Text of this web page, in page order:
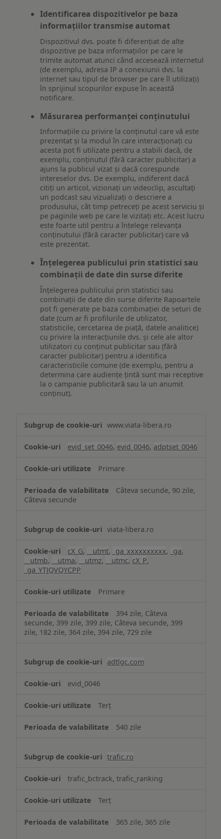
Identificarea dispozitivelor pe baza
informațiilor transmise automat
Dispozitivul dvs. poate fi diferențiat de alte
dispozitive pe baza informațiilor pe care le
trimite automat atunci când accesează internetul
(de exemplu, adresa IP a conexiunii dvs. la
internet sau tipul de browser pe care îl utilizați)
în sprijinul scopurilor expuse în această
notificare.
Măsurarea performanței conținutului
Informațiile cu privire la conținutul care vă este
prezentat și la modul în care interacționați cu
acesta pot fi utilizate pentru a stabili dacă, de
exemplu, conținutul (fără caracter publicitar) a
ajuns la publicul vizat și dacă corespunde
intereselor dvs. De exemplu, indiferent dacă
citiți un articol, vizionați un videoclip, ascultați
un podcast sau vizualizați o descriere a
produsului, cât timp petreceți pe acest serviciu și
pe paginile web pe care le vizitați etc. Acest lucru
este foarte util pentru a înțelege relevanța
conținutului (fără caracter publicitar) care vă
este prezentat.
Înțelegerea publicului prin statistici sau
combinații de date din surse diferite
Înțelegerea publicului prin statistici sau
combinații de date din surse diferite Rapoartele
pot fi generate pe baza combinației de seturi de
date (cum ar fi profilurile de utilizator,
statisticile, cercetarea de piață, datele analitice)
cu privire la interacțiunile dvs. și cele ale altor
utilizatori cu conținut publicitar sau (fără
caracter publicitar) pentru a identifica
caracteristicile comune (de exemplu, pentru a
determina care audiențe țintă sunt mai receptive
la o campanie publicitară sau la un anumit
conținut).
www.viata-libera.ro
evid_set_0046, evid_0046, adptset_0046
Primare
Câteva secunde, 90 zile,
Câteva secunde
viata-libera.ro
cX_G, __utmt, _ga_xxxxxxxxxx, _ga,
__utmb, __utma, __utmz, __utmc, cX_P,
_ga_YTJQVQYCPP
Primare
394 zile, Câteva
secunde, 399 zile, 399 zile, Câteva secunde, 399
zile, 182 zile, 364 zile, 394 zile, 729 zile
adtlgc.com
evid_0046
Terț
540 zile
trafic.ro
trafic_bctrack, trafic_ranking
Terț
365 zile, 365 zile